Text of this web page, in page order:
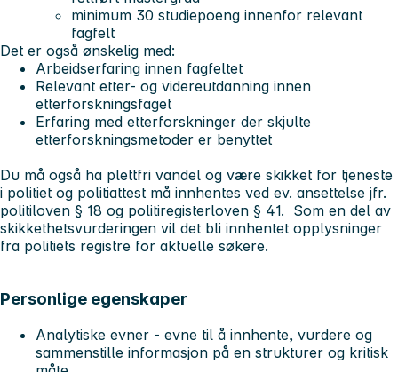
minimum 30 studiepoeng innenfor relevant
fagfelt
Det er også ønskelig med:
Arbeidserfaring innen fagfeltet
Relevant etter- og videreutdanning innen
etterforskningsfaget
Erfaring med etterforskninger der skjulte
etterforskningsmetoder er benyttet
Du må også ha plettfri vandel og være skikket for tjeneste
i politiet og politiattest må innhentes ved ev. ansettelse jfr.
politiloven § 18 og politiregisterloven § 41. Som en del av
skikkethetsvurderingen vil det bli innhentet opplysninger
fra politiets registre for aktuelle søkere.
Personlige egenskaper
Analytiske evner - evne til å innhente, vurdere og
sammenstille informasjon på en strukturer og kritisk